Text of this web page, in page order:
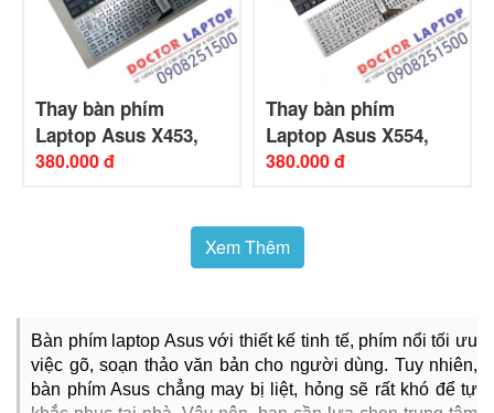
Thay bàn phím
Laptop Asus X453,
X453M, X453MA
380.000 đ
Thay bàn phím
Laptop Asus X554,
X554L, X554LA
380.000 đ
Xem Thêm
Bàn phím laptop Asus với thiết kế tinh tế, phím nổi tối ưu
việc gõ, soạn thảo văn bản cho người dùng. Tuy nhiên,
bàn phím Asus chẳng may bị liệt, hỏng sẽ rất khó để tự